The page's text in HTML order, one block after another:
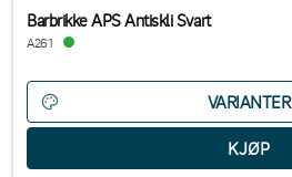
Barbrikke APS Antiskli Svart
A261
VARIANTER